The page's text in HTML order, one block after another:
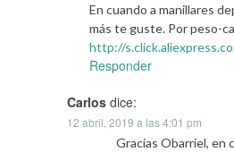
En cuando a manillares
más te guste. Por peso-
http://
Responder
Carlos dice:
12 abril, 2019 a las 4:01 pm
Gracias Obarriel, en